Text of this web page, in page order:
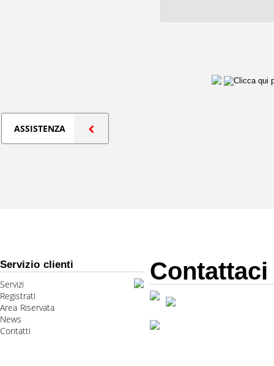
ASSISTENZA
Servizio clienti
Servizi
Registrati
Area Riservata
News
Contatti
Contattaci